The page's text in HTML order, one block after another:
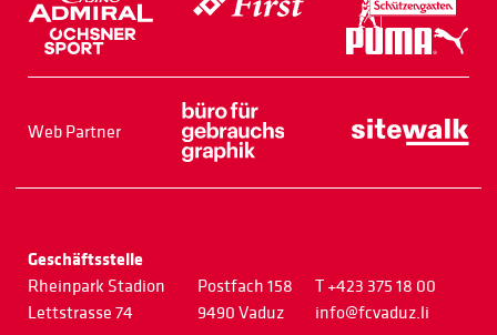
Web Partner
Geschäftsstelle
Rheinpark Stadion
Lettstrasse 74
Postfach 158
9490 Vaduz
T +423 375 18 00
info@fcvaduz.li